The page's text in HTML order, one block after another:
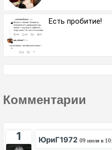
Есть пробитие!
Комментарии
1 ЮриГ1972 09 июля в